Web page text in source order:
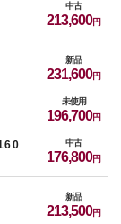
中古
213,600
新品
231,600
未使用
196,700
中古
176,800
新品
213,500